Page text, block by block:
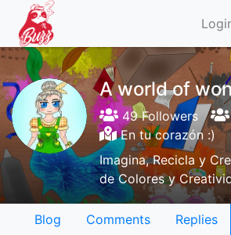
A world of
49 Followers
En tu corazón :)
Imagina, Recicla y
de Colores y
Blog Comments Replies